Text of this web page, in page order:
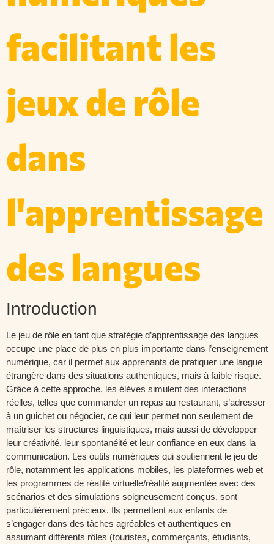
facilitant les
jeux de rôle
dans
l'apprentissage
des langues
Introduction
Le jeu de rôle en tant que stratégie d’apprentissage des langues
occupe une place de plus en plus importante dans l’enseignement
numérique, car il permet aux apprenants de pratiquer une langue
étrangère dans des situations authentiques, mais à faible risque.
Grâce à cette approche, les élèves simulent des interactions
réelles, telles que commander un repas au restaurant, s’adresser
à un guichet ou négocier, ce qui leur permet non seulement de
maîtriser les structures linguistiques, mais aussi de développer
leur créativité, leur spontanéité et leur confiance en eux dans la
communication. Les outils numériques qui soutiennent le jeu de
rôle, notamment les applications mobiles, les plateformes web et
les programmes de réalité virtuelle/réalité augmentée avec des
scénarios et des simulations soigneusement conçus, sont
particulièrement précieux. Ils permettent aux enfants de
s’engager dans des tâches agréables et authentiques en
assumant différents rôles (touristes, commerçants, étudiants,